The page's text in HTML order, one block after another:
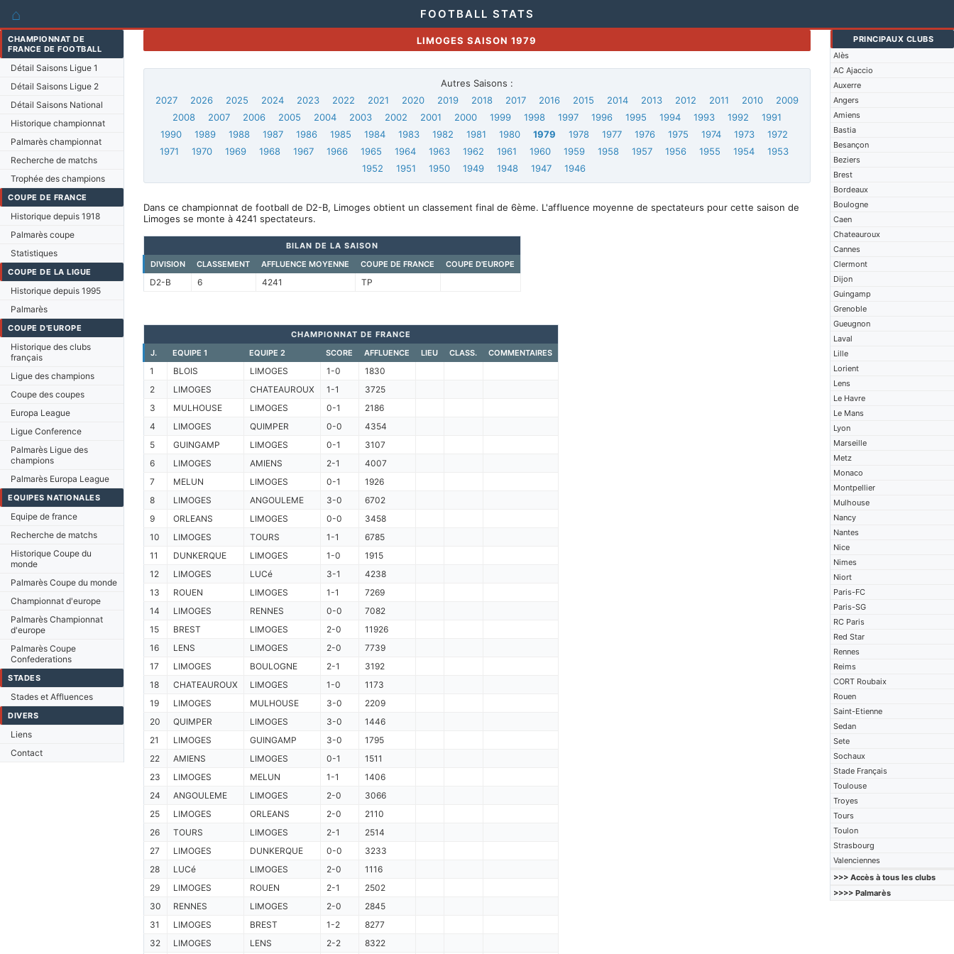
⌂ FOOTBALL STATS
CHAMPIONNAT DE
FRANCE DE FOOTBALL
Détail Saisons Ligue 1
Détail Saisons Ligue 2
Détail Saisons National
Historique championnat
Palmarès championnat
Recherche de matchs
Trophée des champions
COUPE DE FRANCE
Historique depuis 1918
Palmarès coupe
Statistiques
COUPE DE LA LIGUE
Historique depuis 1995
Palmarès
COUPE D'EUROPE
Historique des clubs
français
Ligue des champions
Coupe des coupes
Europa League
Ligue Conference
Palmarès Ligue des
champions
Palmarès Europa League
EQUIPES NATIONALES
Equipe de france
Recherche de matchs
Historique Coupe du
monde
Palmarès Coupe du monde
Championnat d'europe
Palmarès Championnat
d'europe
Palmarès Coupe
Confederations
STADES
Stades et Affluences
DIVERS
Liens
Contact
PRINCIPAUX CLUBS
Alès
AC Ajaccio
Auxerre
Angers
Amiens
Bastia
Besançon
Beziers
Brest
Bordeaux
Boulogne
Caen
Chateauroux
Cannes
Clermont
Dijon
Guingamp
Grenoble
Gueugnon
Laval
Lille
Lorient
Lens
Le Havre
Le Mans
Lyon
Marseille
Metz
Monaco
Montpellier
Mulhouse
Nancy
Nantes
Nice
Nimes
Niort
Paris-FC
Paris-SG
RC Paris
Red Star
Rennes
Reims
CORT Roubaix
Rouen
Saint-Etienne
Sedan
Sete
Sochaux
Stade Français
Toulouse
Troyes
Tours
Toulon
Strasbourg
Valenciennes
>>> Accès à tous les clubs
>>>> Palmarès
LIMOGES SAISON 1979
Autres Saisons :
2027
2026 2025 2024 2023 2022 2021 2020 2019 2018 2017 2016 2015 2014 2013 2012 2011 2010
2009
2008
2007 2006 2005 2004 2003 2002 2001 2000 1999 1998 1997 1996 1995 1994 1993 1992
1991
1990
1989 1988 1987 1986 1985 1984 1983 1982 1981 1980 1979 1978 1977 1976 1975 1974 1973
1972
1971
1970 1969 1968 1967 1966 1965 1964 1963 1962 1961 1960 1959 1958 1957 1956 1955 1954
1953
1952
1951 1950 1949 1948 1947 1946
Dans ce championnat de football de D2-B, Limoges obtient un classement final de 6ème. L'affluence moyenne de spectateurs pour cette saison de
Limoges se monte à 4241 spectateurs.
BILAN DE LA SAISON
DIVISION
CLASSEMENT AFFLUENCE MOYENNE COUPE DE FRANCE COUPE D'EUROPE
D2-B 6 4241 TP
CHAMPIONNAT DE FRANCE
J.
EQUIPE 1 EQUIPE 2 SCORE AFFLUENCE LIEU CLASS. COMMENTAIRES
1 BLOIS LIMOGES 1-0
1830
2
LIMOGES CHATEAUROUX 1-1
3725
3
MULHOUSE LIMOGES 0-1
2186
4
LIMOGES QUIMPER 0-0
4354
5
GUINGAMP LIMOGES 0-1
3107
6
LIMOGES AMIENS 2-1
4007
7
MELUN LIMOGES 0-1
1926
8
LIMOGES ANGOULEME 3-0
6702
9
ORLEANS LIMOGES 0-0
3458
10
LIMOGES TOURS 1-1
6785
11
DUNKERQUE LIMOGES 1-0
1915
12
LIMOGES LUCé 3-1
4238
13
ROUEN LIMOGES 1-1
7269
14
LIMOGES RENNES 0-0
7082
15
BREST LIMOGES 2-0
11926
16
LENS LIMOGES 2-0
7739
17
LIMOGES BOULOGNE 2-1
3192
18
CHATEAUROUX LIMOGES 1-0
1173
19
LIMOGES MULHOUSE 3-0
2209
20
QUIMPER LIMOGES 3-0
1446
21
LIMOGES GUINGAMP 3-0
1795
22
AMIENS LIMOGES 0-1
1511
23
LIMOGES MELUN 1-1
1406
24
ANGOULEME LIMOGES 2-0
3066
25
LIMOGES ORLEANS 2-0
2110
26
TOURS LIMOGES 2-1
2514
27
LIMOGES DUNKERQUE 0-0
3233
28
LUCé LIMOGES 2-0
1116
29
LIMOGES ROUEN 2-1
2502
30
RENNES LIMOGES 2-0
2845
31
LIMOGES BREST 1-2
8277
32
LIMOGES LENS 2-2 8322